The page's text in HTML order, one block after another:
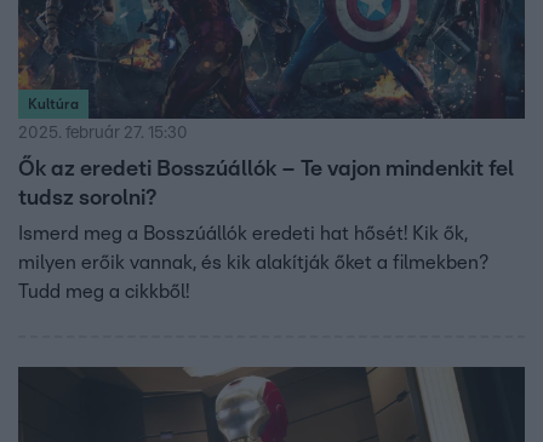
Kultúra
2025. február 27. 15:30
Ők az eredeti Bosszúállók – Te vajon mindenkit fel
tudsz sorolni?
Ismerd meg a Bosszúállók eredeti hat hősét! Kik ők,
milyen erőik vannak, és kik alakítják őket a filmekben?
Tudd meg a cikkből!